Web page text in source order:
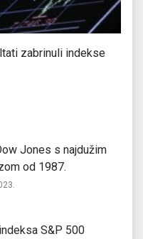
zabrinuli indekse
Jones s najdužim
od 1987.
S&P 500